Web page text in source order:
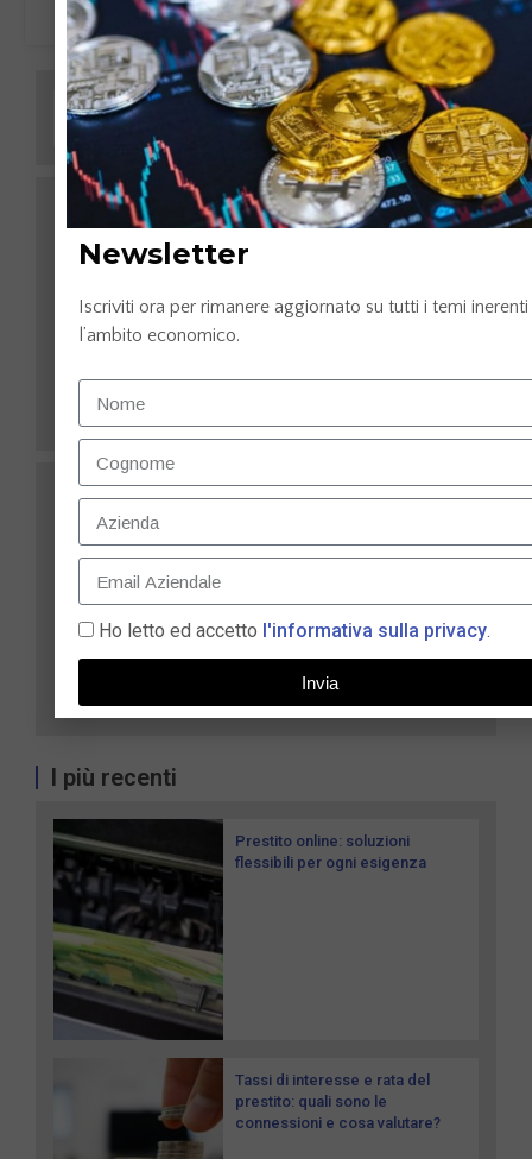
LEGGI TUTTO »
I più recenti
Prestito online: soluzioni
flessibili per ogni esigenza
Tassi di interesse e rata del
prestito: quali sono le
connessioni e cosa valutare?
Newsletter
Iscriviti ora per rimanere aggiornato su tutti i temi inerenti
l’ambito economico.
Ho letto ed accetto l'informativa sulla privacy.
Invia